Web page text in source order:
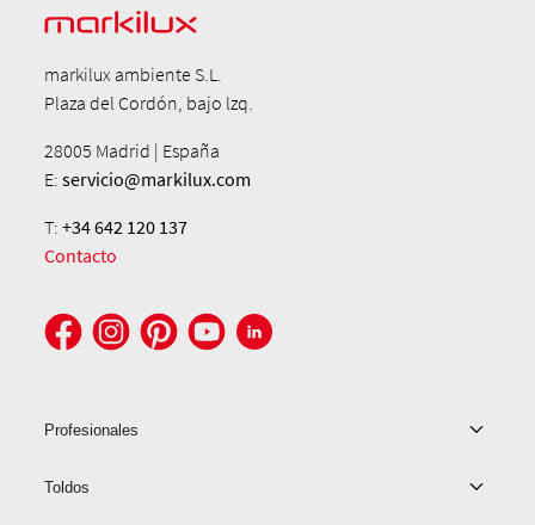
markilux ambiente S.L.
Plaza del Cordón, bajo lzq.
28005 Madrid | España
E:servicio@markilux.com
T:+34 642 120 137
Contacto
Profesionales
Toldos